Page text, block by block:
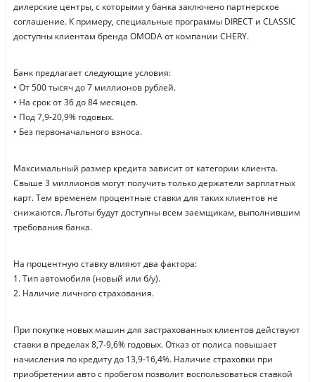
дилерские центры, с которыми у банка заключено партнерское
соглашение. К примеру, специальные программы DIRECT и CLASSIC
доступны клиентам бренда OMODA от компании CHERY.
Банк предлагает следующие условия:
• От 500 тысяч до 7 миллионов рублей.
• На срок от 36 до 84 месяцев.
• Под 7,9-20,9% годовых.
• Без первоначального взноса.
Максимальный размер кредита зависит от категории клиента.
Свыше 3 миллионов могут получить только держатели зарплатных
карт. Тем временем процентные ставки для таких клиентов не
снижаются. Льготы будут доступны всем заемщикам, выполнившим
требования банка.
На процентную ставку влияют два фактора:
1. Тип автомобиля (новый или б/у).
2. Наличие личного страхования.
При покупке новых машин для застрахованных клиентов действуют
ставки в пределах 8,7-9,6% годовых. Отказ от полиса повышает
начисления по кредиту до 13,9-16,4%. Наличие страховки при
приобретении авто с пробегом позволит воспользоваться ставкой